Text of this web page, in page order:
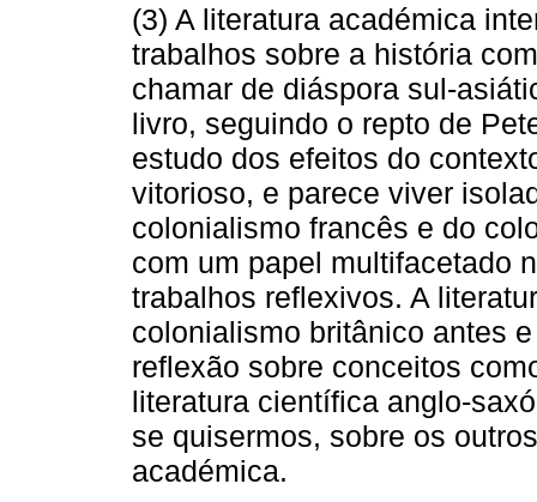
(3) A literatura académica
trabalhos sobre a história
chamar de diáspora sul-
livro, seguindo o repto de
estudo dos efeitos do
vitorioso, e parece viver
colonialismo francês e do
com um papel multifacetado
trabalhos reflexivos. A
colonialismo britânico antes
reflexão sobre conceitos
literatura científica anglo-
se quisermos, sobre os
académica.